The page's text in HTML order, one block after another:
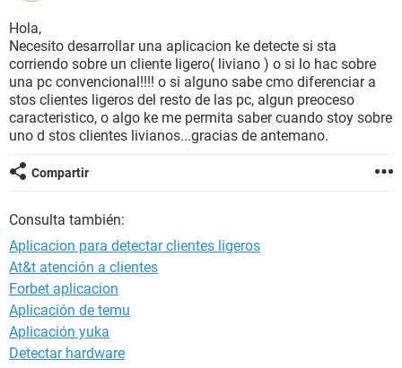
Hola,
Necesito desarrollar una aplicacion ke detecte si sta
corriendo sobre un cliente ligero( liviano ) o si lo hac sobre
una pc convencional!!!! o si alguno sabe cmo diferenciar a
stos clientes ligeros del resto de las pc, algun preoceso
caracteristico, o algo ke me permita saber cuando stoy sobre
uno d stos clientes livianos...gracias de antemano.
Compartir
Consulta también:
Aplicacion para detectar clientes ligeros
At&t atención a clientes
Forbet aplicacion
Aplicación de temu
Aplicación yuka
Detectar hardware